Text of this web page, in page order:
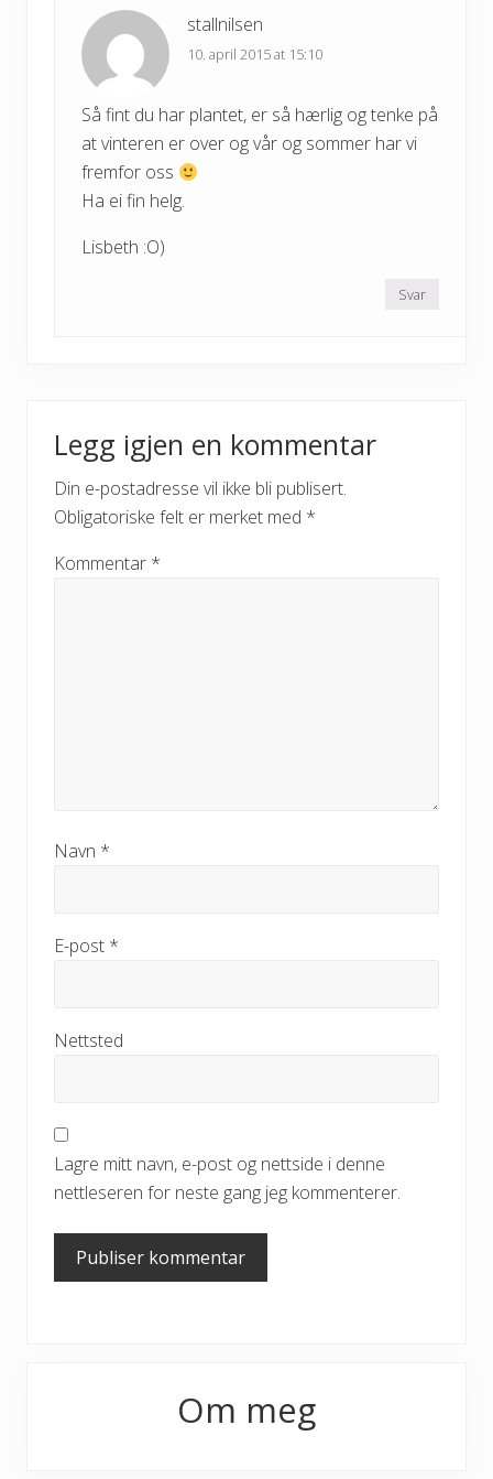
stallnilsen
10. april 2015 at 15:10
Så fint du har plantet, er så hærlig og tenke på
at vinteren er over og vår og sommer har vi
fremfor oss
Ha ei fin helg.
Lisbeth :O)
Svar
Legg igjen en kommentar
Din e-postadresse vil ikke bli publisert.
Obligatoriske felt er merket med *
Kommentar *
Navn *
E-post *
Nettsted
Lagre mitt navn, e-post og nettside i denne
nettleseren for neste gang jeg kommenterer.
Om meg